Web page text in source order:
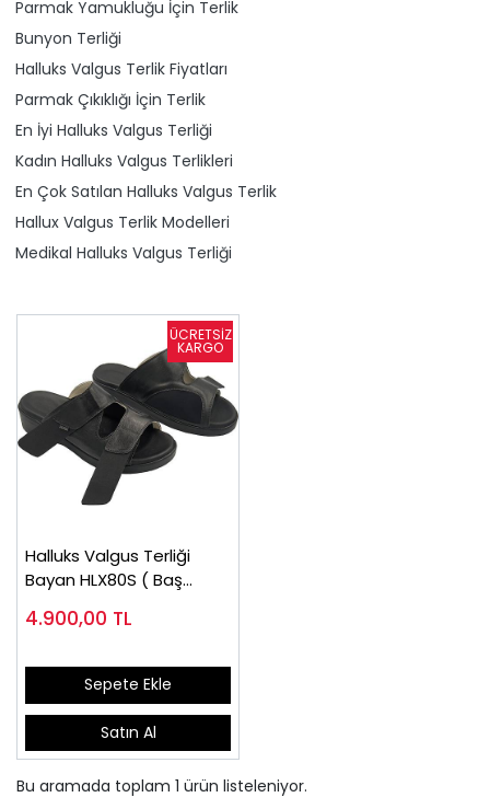
Parmak Yamukluğu İçin Terlik
Bunyon Terliği
Halluks Valgus Terlik Fiyatları
Parmak Çıkıklığı İçin Terlik
En İyi Halluks Valgus Terliği
Kadın Halluks Valgus Terlikleri
En Çok Satılan Halluks Valgus Terlik
Hallux Valgus Terlik Modelleri
Medikal Halluks Valgus Terliği
Halluks Valgus Terliği
Bayan HLX80S ( Baş
4.900,00 TL
Sepete Ekle
Satın Al
Bu aramada toplam 1 ürün listeleniyor.